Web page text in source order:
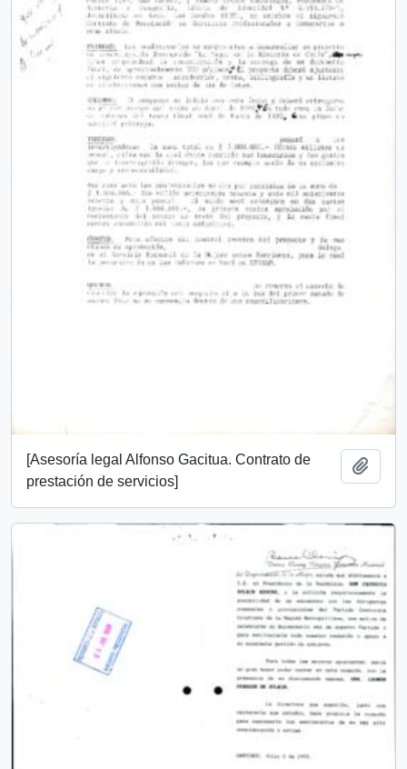
[Asesoría legal Alfonso Gacitua. Contrato de
prestación de servicios]